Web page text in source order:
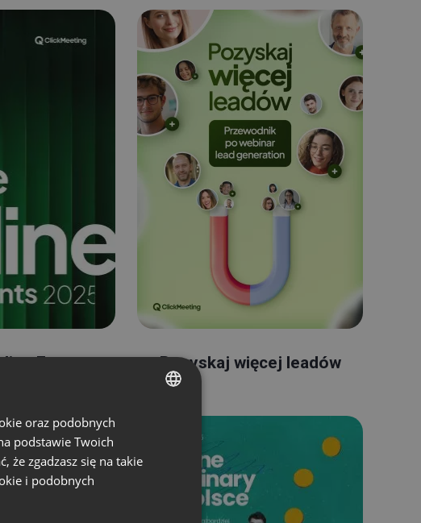
Events Pozyskaj więcej leadów
ENGLISH
FRENCH
oraz podobnych
podstawie Twoich
że zgadzasz się na takie
i podobnych